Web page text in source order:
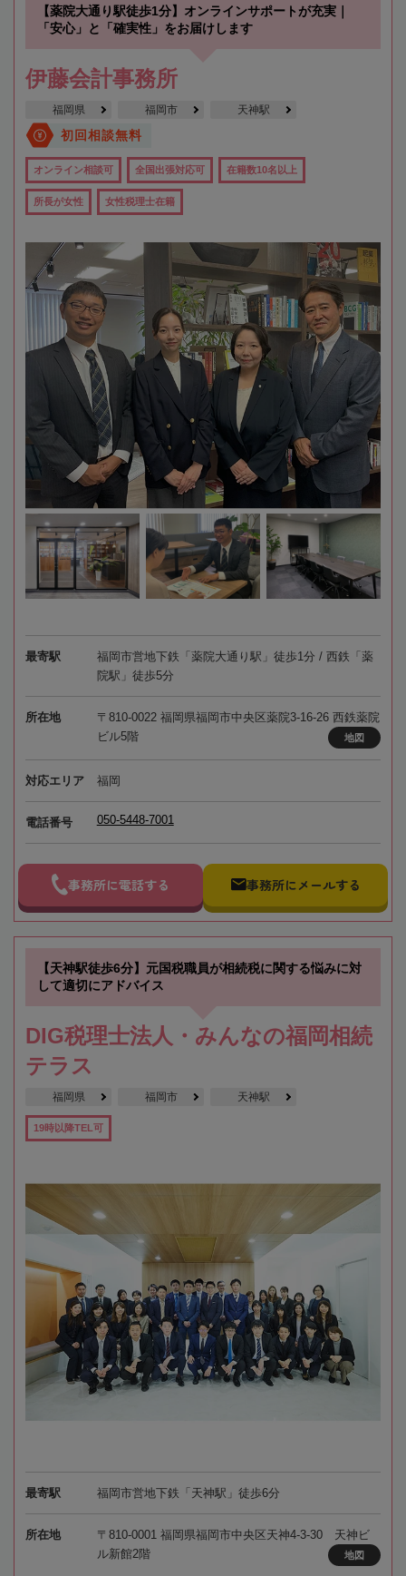
【薬院大通り駅徒歩1分】オンラインサポートが充実｜
「安心」と「確実性」をお届けします
伊藤会計事務所
福岡県 福岡市 天神駅
初回相談無料
オンライン相談可 全国出張対応可 在籍数10名以上
所長が女性 女性税理士在籍
最寄駅
福岡市営地下鉄「薬院大通り駅」徒歩1分 / 西鉄「薬
院駅」徒歩5分
所在地
〒810-0022 福岡県福岡市中央区薬院3-16-26 西鉄薬院
ビル5階
地図
対応エリア 福岡
電話番号 050-5448-7001
事務所に電話する 事務所にメールする
【天神駅徒歩6分】元国税職員が相続税に関する悩みに対
して適切にアドバイス
DIG税理士法人・みんなの福岡相続
テラス
福岡県 福岡市 天神駅
19時以降TEL可
最寄駅 福岡市営地下鉄「天神駅」徒歩6分
所在地
〒810-0001 福岡県福岡市中央区天神4-3-30 天神ビ
ル新館2階
地図